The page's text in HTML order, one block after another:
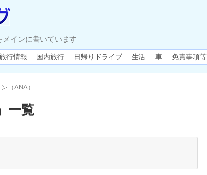
インに書いています
行情報 国内旅行 日帰りドライブ 生活 車 免責事項等
（ANA）
」 一覧